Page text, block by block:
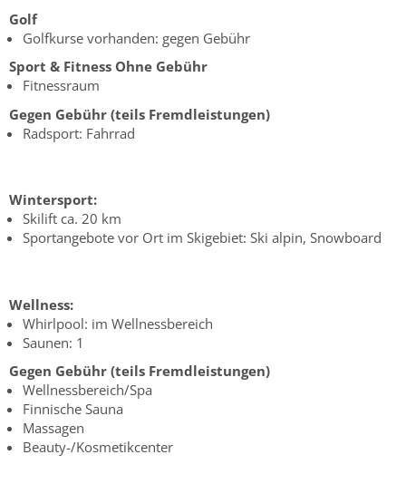
Golf
Golfkurse vorhanden: gegen Gebühr
Sport & Fitness Ohne Gebühr
Fitnessraum
Gegen Gebühr (teils Fremdleistungen)
Radsport: Fahrrad
Wintersport:
Skilift ca. 20 km
Sportangebote vor Ort im Skigebiet: Ski alpin, Snowboard
Wellness:
Whirlpool: im Wellnessbereich
Saunen: 1
Gegen Gebühr (teils Fremdleistungen)
Wellnessbereich/Spa
Finnische Sauna
Massagen
Beauty-/Kosmetikcenter